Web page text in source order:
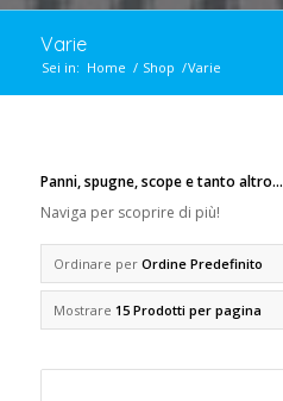
Varie
Sei in: Home / Shop /Varie
Panni, spugne, scope e tanto altro…
Naviga per scoprire di più!
Ordinare per Ordine Predefinito
Mostrare 15 Prodotti per pagina